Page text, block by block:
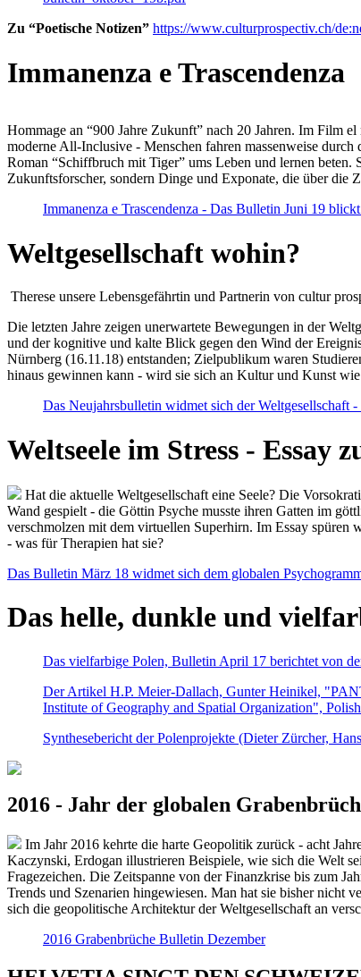
Zu “Poetische Notizen” https://www.culturprospectiv.ch/
Immanenza e Trascendenza
Hommage an “900 Jahre Zukunft” nach 20 Jahren. Im Film
moderne All-Inclusive - Menschen fahren massenweise
Roman “Schiffbruch mit Tiger” ums Leben und lernen
Zukunftsforscher, sondern Dinge und Exponate, die über die
Immanenza e Trascendenza - Das Bulletin Juni 19
Weltgesellschaft wohin?
Therese unsere Lebensgefährtin und Partnerin von cultur
Die letzten Jahre zeigen unerwartete Bewegungen in der
und der kognitive und kalte Blick gegen den Wind der
Nürnberg (16.11.18) entstanden; Zielpublikum waren
hinaus gewinnen kann - wird sie sich an Kultur und Kunst
Das Neujahrsbulletin widmet sich der Weltgesellschaft
Weltseele im Stress - Essay
Hat die aktuelle Weltgesellschaft eine Seele? Die
Wand gespielt - die Göttin Psyche musste ihren Gatten im
verschmolzen mit dem virtuellen Superhirn. Im Essay spüren
- was für Therapien hat sie?
Das Bulletin März 18 widmet sich dem globalen
Das helle, dunkle und
Das vielfarbige Polen, Bulletin April 17 berichtet von
Der Artikel H.P. Meier-Dallach, Gunter Heinikel,
Institute of Geography and Spatial Organization",
Synthesebericht der Polenprojekte (Dieter Zürcher,
2016 - Jahr der globalen
Im Jahr 2016 kehrte die harte Geopolitik zurück - acht
Kaczynski, Erdogan illustrieren Beispiele, wie sich die Welt
Fragezeichen. Die Zeitspanne von der Finanzkrise bis zum
Trends und Szenarien hingewiesen. Man hat sie bisher nicht
sich die geopolitische Architektur der Weltgesellschaft an
2016 Grabenbrüche Bulletin Dezember